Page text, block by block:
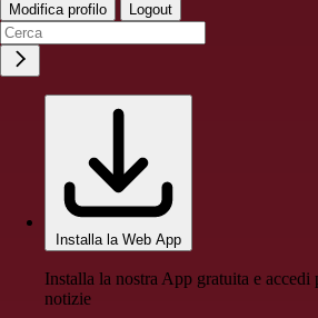
Modifica profilo Logout
Installa la Web App
Installa la nostra App gratuita e accedi
notizie